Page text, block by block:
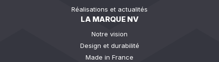
Réalisations et actualités
LA MARQUE NV
Notre vision
Design et durabilité
Made in France